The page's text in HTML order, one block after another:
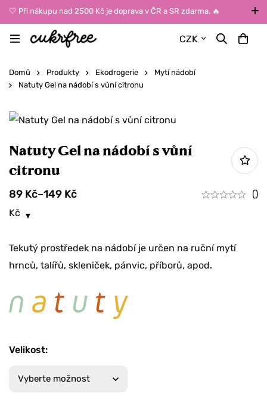
🤍 Při nákupu nad 2500 Kč je doprava v ČR a SR zdarma. 🔥
UPOZORNĚNÍ: Během léta vybírejte dopravu kurýrem nebo do Z-
BOXů umístěných uvnitř budov. Reklamace zboží způsobené
CZK
Domů Produkty Ekodrogerie
Mytí nádobí
Natuty Gel na nádobí s vůní citronu
Natuty Gel na nádobí s vůní
citronu
89 Kč–149 Kč
()
Kč
Tekutý prostředek na nádobí je určen na ruční mytí
hrnců, talířů, skleniček, pánvic, příborů, apod.
Velikost: